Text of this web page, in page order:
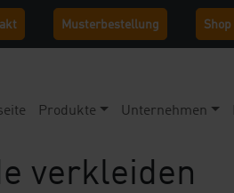
Musterbestellung Shop
Produkte Unternehmen
verkleiden